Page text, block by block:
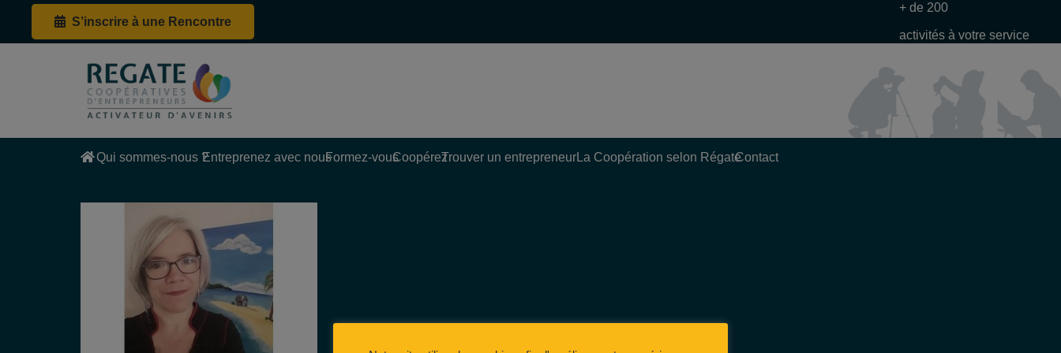
S’inscrire à une Rencontre
+ de 200
activités à votre service
Qui sommes-nous ?Entreprenez avec nousFormez-vousCoopérezTrouver un entrepreneurLa Coopération selon RégateContact